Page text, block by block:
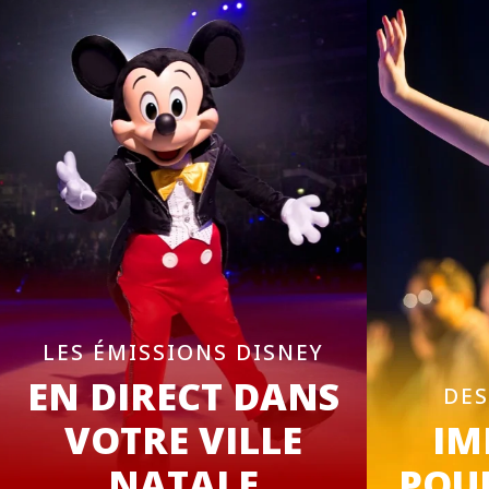
LES ÉMISSIONS DISNEY
EN DIRECT DANS
VOTRE VILLE